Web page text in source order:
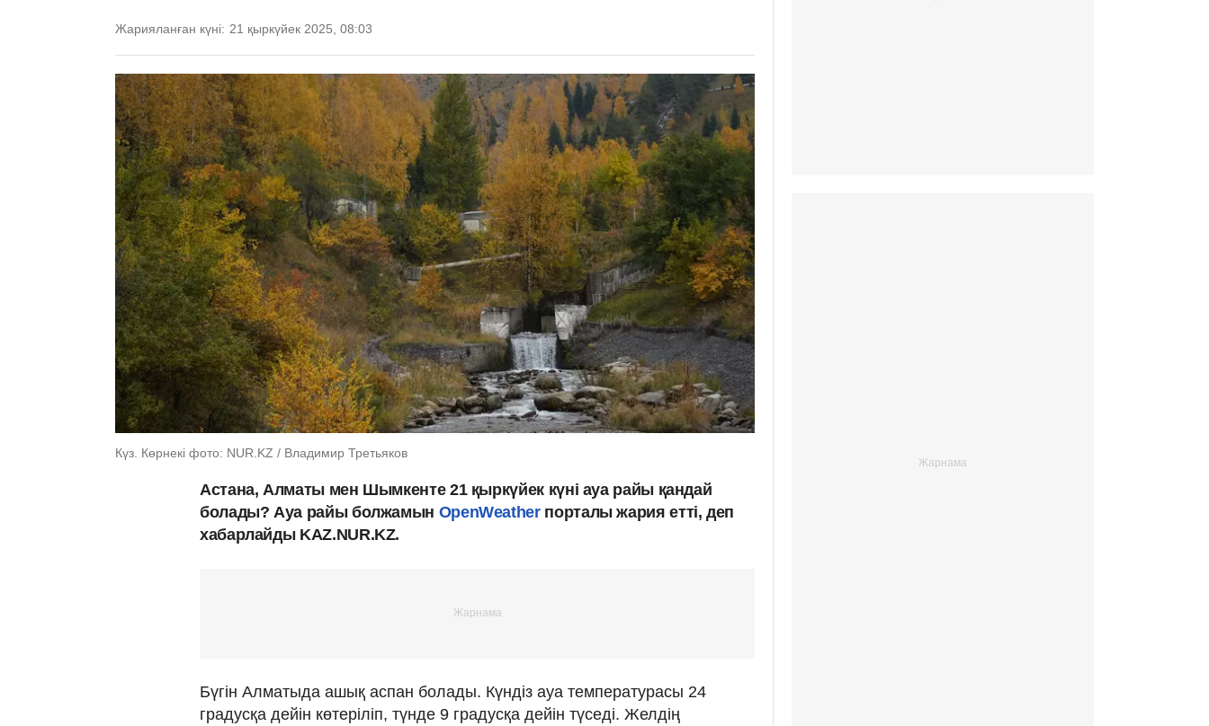
Жарияланған күні: 21 қыркүйек 2025, 08:03
Күз. Көрнекі фото: NUR.KZ / Владимир Третьяков
Астана, Алматы мен Шымкенте 21 қыркүйек күні ауа райы қандай
болады? Ауа райы болжамын OpenWeatherпорталы жария етті, деп
хабарлайды KAZ.NUR.KZ.
Бүгін Алматыда ашық аспан болады. Күндіз ауа температурасы 24
градусқа дейін көтеріліп, түнде 9 градусқа дейін түседі. Желдің